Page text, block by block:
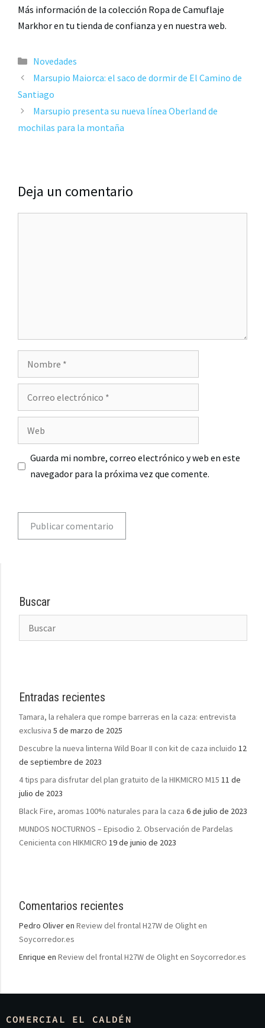
Más información de la colección Ropa de Camuflaje
Markhor en tu tienda de confianza y en nuestra web.
Novedades
Marsupio Maiorca: el saco de dormir de El Camino de
Santiago
Marsupio presenta su nueva línea Oberland de
mochilas para la montaña
Deja un comentario
Guarda mi nombre, correo electrónico y web en este
navegador para la próxima vez que comente.
Buscar
Entradas recientes
Tamara, la rehalera que rompe barreras en la caza: entrevista
exclusiva 5 de marzo de 2025
Descubre la nueva linterna Wild Boar II con kit de caza incluido 12
de septiembre de 2023
4 tips para disfrutar del plan gratuito de la HIKMICRO M15 11 de
julio de 2023
Black Fire, aromas 100% naturales para la caza 6 de julio de 2023
MUNDOS NOCTURNOS – Episodio 2. Observación de Pardelas
Cenicienta con HIKMICRO 19 de junio de 2023
Comentarios recientes
Pedro Oliveren Review del frontal H27W de Olight en
Soycorredor.es
Enrique en Review del frontal H27W de Olight en Soycorredor.es
COMERCIAL EL CALDÉN